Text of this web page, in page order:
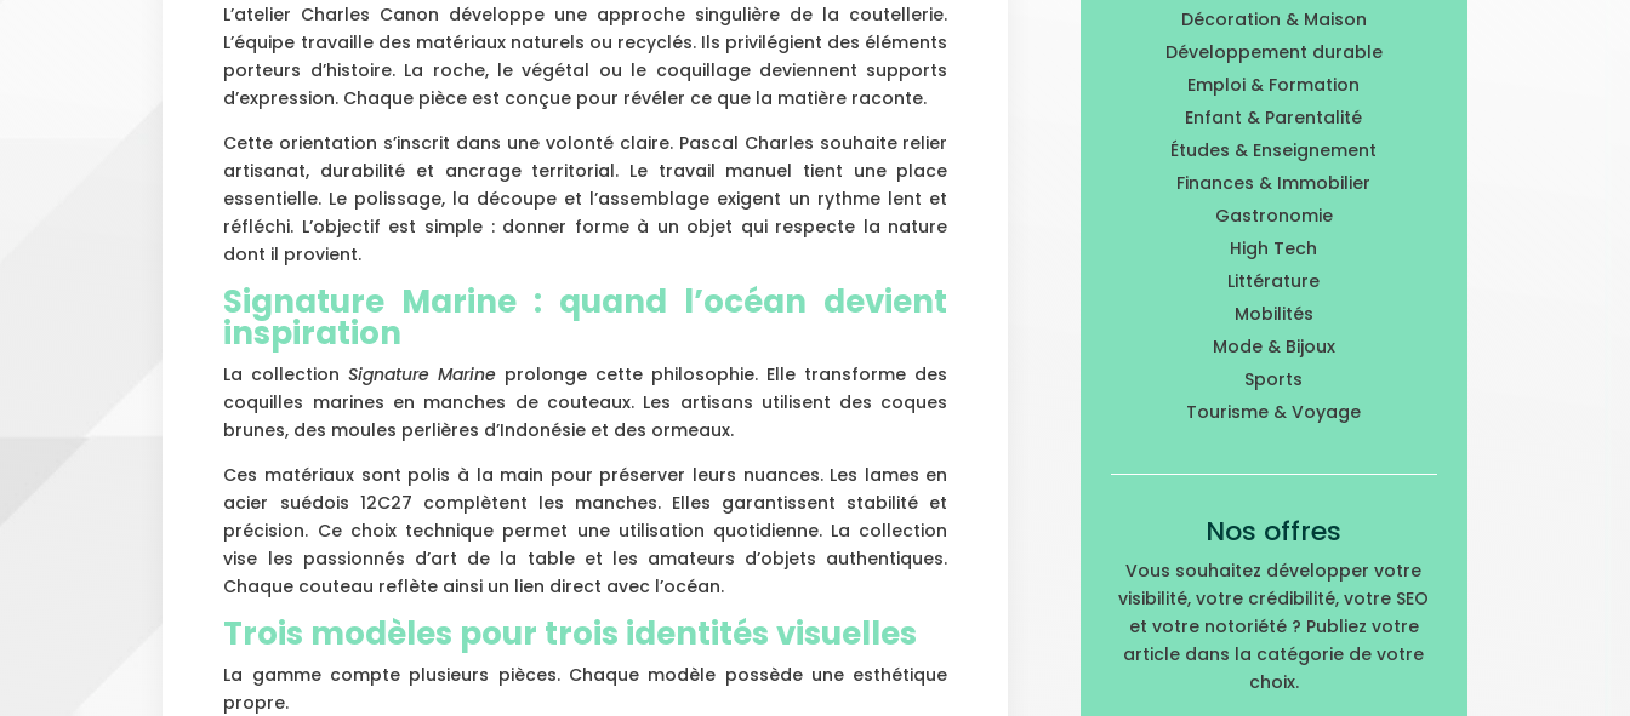
L’atelier Charles Canon développe une approche singulière de la coutellerie.
L’équipe travaille des matériaux naturels ou recyclés. Ils privilégient des éléments
porteurs d’histoire. La roche, le végétal ou le coquillage deviennent supports
d’expression. Chaque pièce est conçue pour révéler ce que la matière raconte.
Cette orientation s’inscrit dans une volonté claire. Pascal Charles souhaite relier
artisanat, durabilité et ancrage territorial. Le travail manuel tient une place
essentielle. Le polissage, la découpe et l’assemblage exigent un rythme lent et
réfléchi. L’objectif est simple : donner forme à un objet qui respecte la nature
dont il provient.
Signature Marine : quand l’océan devient
inspiration
La collectionSignature Marine prolonge cette philosophie. Elle transforme des
coquilles marines en manches de couteaux. Les artisans utilisent des coques
brunes, des moules perlières d’Indonésie et des ormeaux.
Ces matériaux sont polis à la main pour préserver leurs nuances. Les lames en
acier suédois 12C27 complètent les manches. Elles garantissent stabilité et
précision. Ce choix technique permet une utilisation quotidienne. La collection
vise les passionnés d’art de la table et les amateurs d’objets authentiques.
Chaque couteau reflète ainsi un lien direct avec l’océan.
Trois modèles pour trois identités visuelles
La gamme compte plusieurs pièces. Chaque modèle possède une esthétique
propre.
Décoration & Maison
Développement durable
Emploi & Formation
Enfant & Parentalité
Études & Enseignement
Finances & Immobilier
Gastronomie
High Tech
Littérature
Mobilités
Mode & Bijoux
Sports
Tourisme & Voyage
Nos offres
Vous souhaitez développer votre
visibilité, votre crédibilité, votre SEO
et votre notoriété ? Publiez votre
article dans la catégorie de votre
choix.